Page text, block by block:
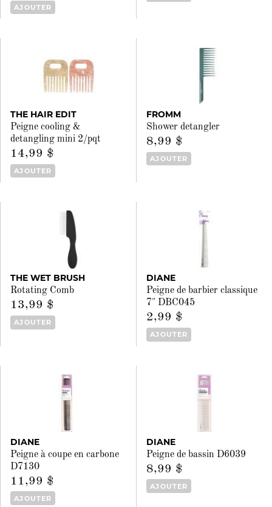
AJOUTER
THE HAIR EDIT
Peigne cooling &
detangling mini 2/pqt
14,99 $
AJOUTER
FROMM
Shower detangler
8,99 $
AJOUTER
THE WET BRUSH
Rotating Comb
13,99 $
AJOUTER
DIANE
Peigne de barbier classique
7" DBC045
2,99 $
AJOUTER
DIANE
Peigne à coupe en carbone
D7130
11,99 $
AJOUTER
DIANE
Peigne de bassin D6039
8,99 $
AJOUTER